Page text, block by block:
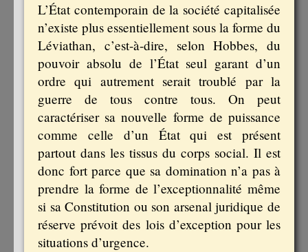
L’État contemporain de la société capitalisée
n’existe plus essentiellement sous la forme du
Léviathan, c’est-à-dire, selon Hobbes, du
pouvoir absolu de l’État seul garant d’un
ordre qui autrement serait troublé par la
guerre de tous contre tous. On peut
caractériser sa nouvelle forme de puissance
comme celle d’un État qui est présent
partout dans les tissus du corps social. Il est
donc fort parce que sa domination n’a pas à
prendre la forme de l’exceptionnalité même
si sa Constitution ou son arsenal juridique de
réserve prévoit des lois d’exception pour les
situations d’urgence.